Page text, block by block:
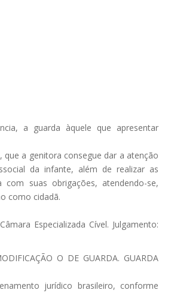
a guarda àquele que apresentar
a genitora consegue dar a atenção
da infante, além de realizar as
com suas obrigações, atendendo-se,
como cidadã.
Especializada Cível. Julgamento:
O DE GUARDA. GUARDA
jurídico brasileiro, conforme